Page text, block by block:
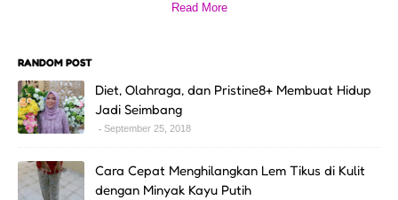
Read More
RANDOM POST
Diet, Olahraga, dan Pristine8+ Membuat Hidup
Jadi Seimbang
September 25, 2018
Cara Cepat Menghilangkan Lem Tikus di Kulit
dengan Minyak Kayu Putih